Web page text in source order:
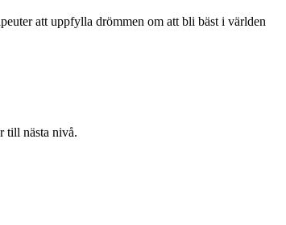
att uppfylla drömmen om att bli bäst i världen
till nästa nivå.